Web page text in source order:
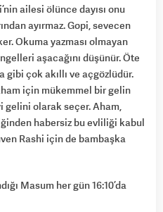
ailesi ölünce dayısı onu
ayırmaz. Gopi, sevecen
Okuma yazması olmayan
aşacağını düşünür. Öte
gibi çok akıllı ve açgözlüdür.
için mükemmel bir gelin
gelini olarak seçer. Aham,
habersiz bu evliliği kabul
Rashi için de bambaşka
Masum her gün 16:10’da